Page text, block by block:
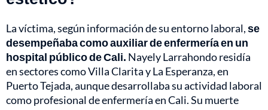
La víctima, según información de su entorno laboral,se
desempeñaba como auxiliar de enfermería en un
hospital público de Cali. Nayely Larrahondo residía
en sectores como Villa Clarita y La Esperanza, en
Puerto Tejada, aunque desarrollaba su actividad laboral
como profesional de enfermería en Cali. Su muerte